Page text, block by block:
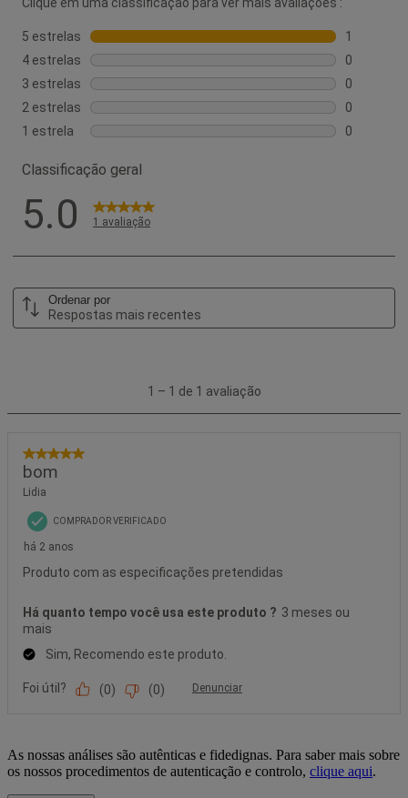
As nossas análises são autênticas e fidedignas. Para saber mais sobre
os nossos procedimentos de autenticação e controlo, clique aqui.